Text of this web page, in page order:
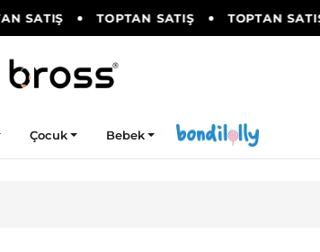
SATIŞ TOPTAN SATIŞ TOPTAN SATIŞ
Çocuk Bebek